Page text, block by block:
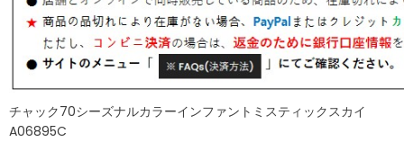
チャック70シーズナルカラーインファントミスティックスカイ
A06895C